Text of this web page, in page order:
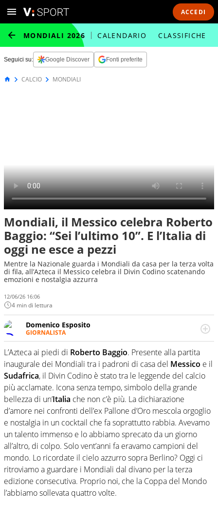
ACCEDI
MONDIALI 2026 CALENDARIO CLASSIFICHE
Seguici su: Google Discover Fonti preferite
CALCIO MONDIALI
Mondiali, il Messico celebra Roberto
Baggio: “Sei l’ultimo 10”. E l’Italia di
oggi ne esce a pezzi
Mentre la Nazionale guarda i Mondiali da casa per la terza volta
di fila, all’Azteca il Messico celebra il Divin Codino scatenando
emozioni e nostalgia azzurra
12/06/26 16:06
4 min di lettura
Domenico Esposito
GIORNALISTA
Da vent’anni in campo e sul campo per vivere ogni evento
in tutte le sue sfaccettature. Passione smisurata per il
calcio e per la sfera di cuoio. Il pallone è una cosa
serissima, guai a dirgli di no
L’Azteca ai piedi di Roberto Baggio. Presente alla partita
inaugurale dei Mondiali tra i padroni di casa del Messico e il
Sudafrica, il Divin Codino è stato tra le leggende del calcio
più acclamate. Icona senza tempo, simbolo della grande
bellezza di un’Italia che non c’è più. La dichiarazione
d’amore nei confronti dell’ex Pallone d’Oro mescola orgoglio
e nostalgia in un cocktail che fa soprattutto rabbia. Avevamo
un talento immenso e lo abbiamo sprecato da un giorno
all’altro, di colpo. Solo vent’anni fa eravamo campioni del
mondo. Lo ricordate il cielo azzurro sopra Berlino? Oggi ci
ritroviamo a guardare i Mondiali dal divano per la terza
edizione consecutiva. Proprio noi, che la Coppa del Mondo
l’abbiamo sollevata quattro volte.